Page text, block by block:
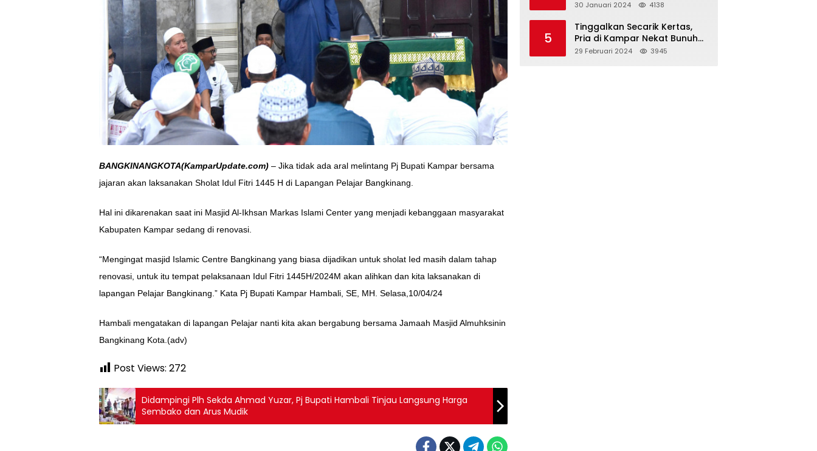
BANGKINANGKOTA(KamparUpdate.com) – Jika tidak ada aral melintang Pj Bupati Kampar bersama
jajaran akan laksanakan Sholat Idul Fitri 1445 H di Lapangan Pelajar Bangkinang.
Hal ini dikarenakan saat ini Masjid Al-Ikhsan Markas Islami Center yang menjadi kebanggaan masyarakat
Kabupaten Kampar sedang di renovasi.
“Mengingat masjid Islamic Centre Bangkinang yang biasa dijadikan untuk sholat Ied masih dalam tahap
renovasi, untuk itu tempat pelaksanaan Idul Fitri 1445H/2024M akan alihkan dan kita laksanakan di
lapangan Pelajar Bangkinang.” Kata Pj Bupati Kampar Hambali, SE, MH. Selasa,10/04/24
Hambali mengatakan di lapangan Pelajar nanti kita akan bergabung bersama Jamaah Masjid Almuhksinin
Bangkinang Kota.(adv)
Post Views: 272
Didampingi Plh Sekda Ahmad Yuzar, Pj Bupati Hambali Tinjau Langsung Harga
Sembako dan Arus Mudik
Bangkinang Lakukan
WBP
30 Januari 2024 4138
5
Tinggalkan Secarik Kertas,
Pria di Kampar Nekat Bunuh
Diri
29 Februari 2024 3945